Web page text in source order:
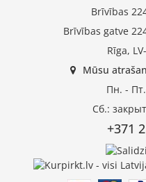
Brīvības
Brīvības gatve
Rīga,
Mūsu
Пн. -
Сб.:
+371